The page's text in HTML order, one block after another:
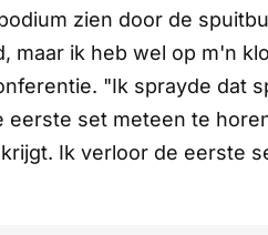
zien door de
maar ik heb wel op m'n
"Ik sprayde dat
set meteen te
Ik verloor de eerste